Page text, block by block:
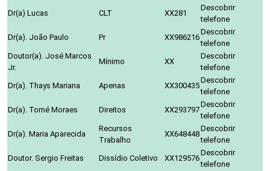
Dr(a) Lucas
CLT XX281
Descobrir
telefone
Dr(a). João Paulo
Pr XX986216
Descobrir
telefone
Doutor(a). José Marcos
Jr.
Mínimo XX
Descobrir
telefone
Dr(a). Thays Mariana
Apenas XX300435
Descobrir
telefone
Dr(a). Tomé Moraes
Direitos XX293797
Descobrir
telefone
Dr(a). Maria Aparecida
Recursos
Trabalho
XX648448
Descobrir
telefone
Doutor. Sergio Freitas
Dissídio Coletivo XX129576
Descobrir
telefone